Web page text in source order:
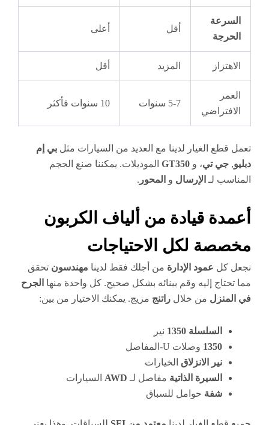
السرعة
الحرجة
أقل أعلى
الاهتزاز المزيد أقل
العمر
الافتراضي
5-7 سنوات 10 سنوات فأكثر
تعمل قطع الغيار لدينا مع العديد من السيارات مثل بي إم
دبليو, جي تي، و GT350 الموديلات. يمكننا صنع الحجم
المناسب لـ الإرسال و المحور .
أعمدة قيادة من ألياف الكربون
مخصصة لكل الاحتياجات
نجعل كل عمود الإدارة من أجلك فقط لدينا مهندسون تحقق
مما تحتاج إليه وقم ببنائه بشكل صحيح. كل واحدة منها الجرح
في المنزل من خلال راتنج مزيج. يمكنك الاختيار من بين:
السلسلة 1350
نير
1350 وصلات U-المفاصل
نير الانزلاق الخيارات
السيرة الذاتية مفاصل لـ AWD السيارات
شفة حوامل للسباق